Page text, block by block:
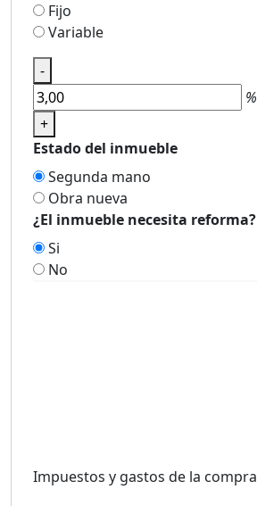
Fijo
Variable
-
%
+
Estado del inmueble
Segunda mano
Obra nueva
¿El inmueble necesita reforma?
Si
No
Impuestos y gastos de la compra